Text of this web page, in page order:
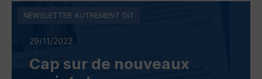
29/11/2022
Cap sur de nouveaux
NEWSLETTER AUTREMENT DIT